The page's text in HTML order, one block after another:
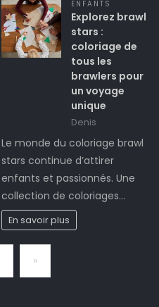
ENFANTS
Explorez brawl
stars :
coloriage de
tous les
brawlers pour
un voyage
unique
Denis
Le monde du coloriage brawl
stars continue d’attirer
enfants et passionnés. Une
collection de coloriages…
En savoir plus
Next
»